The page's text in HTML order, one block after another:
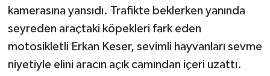
kamerasına yansıdı. Trafikte beklerken yanında
seyreden araçtaki köpekleri fark eden
motosikletli Erkan Keser, sevimli hayvanları sevme
niyetiyle elini aracın açık camından içeri uzattı.